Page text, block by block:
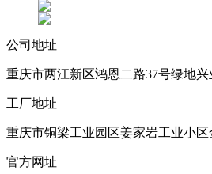
公司地址
重庆市两江新区鸿恩二路37号绿地兴
工厂地址
重庆市铜梁工业园区姜家岩工业小区
官方网址